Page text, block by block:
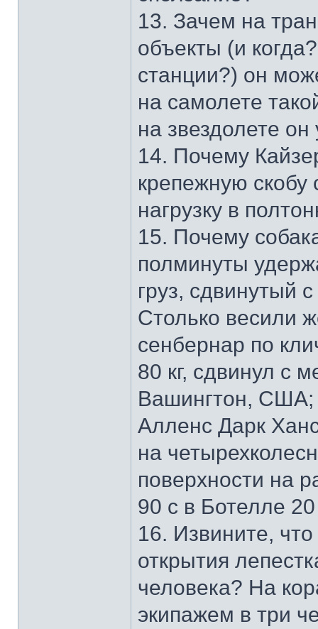
13. Зачем на
объекты (и
станции?) он
на самолете
на звездолете
14. Почему
крепежную скобу
нагрузку в
15. Почему
полминуты
груз, сдвинутый
Столько весили
сенбернар по
80 кг, сдвинул с
Вашингтон, США;
Алленс Дарк
на
поверхности на
90 с в Ботелле
16. Извините,
открытия
человека? На
экипажем в три